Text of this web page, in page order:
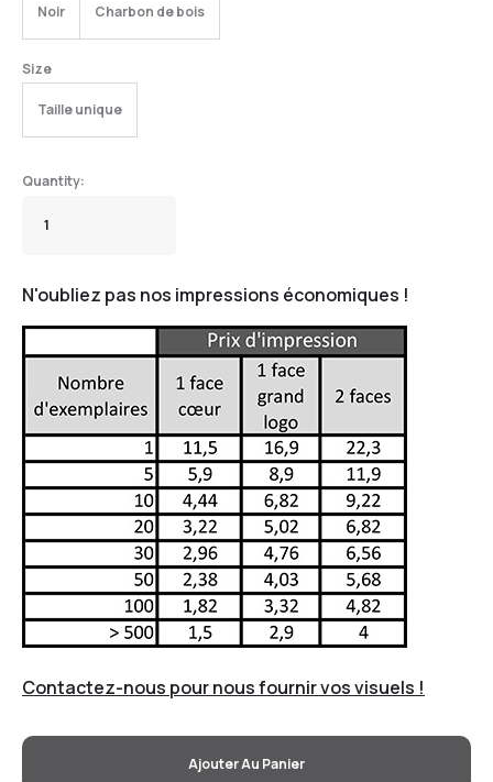
Noir Charbon de bois
Size
Taille unique
N'oubliez pas nos impressions économiques !
Contactez-nous pour nous fournir vos visuels !
Ajouter Au Panier